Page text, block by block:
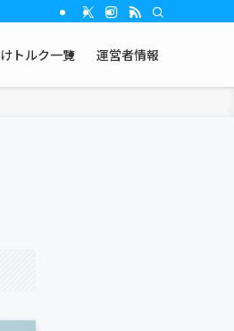
トルク一覧 運営者情報